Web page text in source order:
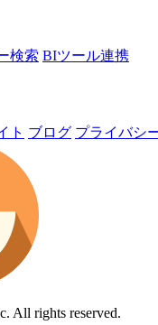
検索 BIツール連携
ト ブログ プライバシ
All rights reserved.